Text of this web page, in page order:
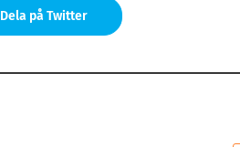
Dela på Twitter